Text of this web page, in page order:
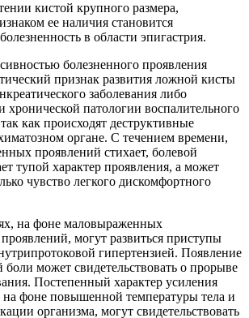
кистой крупного размера,
ее наличия становится
в области эпигастрия.
болезненного проявления
признак развития ложной кисты
заболевания либо
хронической патологии воспалительного
как происходят деструктивные
органе. С течением времени,
проявлений стихает, болевой
тупой характер проявления, а может
чувство легкого дискомфортного
на фоне маловыраженных
могут развиться приступы
гипертензией. Появление
может свидетельствовать о прорыве
Постепенный характер усиления
на фоне повышенной температуры тела и
организма, могут свидетельствовать